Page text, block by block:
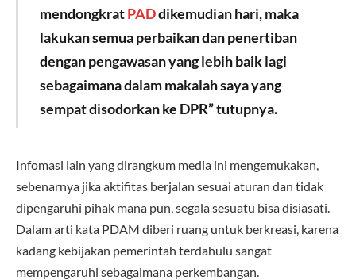
mendongkratPADdikemudian hari, maka
lakukan semua perbaikan dan penertiban
dengan pengawasan yang lebih baik lagi
sebagaimana dalam makalah saya yang
sempat disodorkan ke DPR” tutupnya.
Infomasi lain yang dirangkum media ini mengemukakan,
sebenarnya jika aktifitas berjalan sesuai aturan dan tidak
dipengaruhi pihak mana pun, segala sesuatu bisa disiasati.
Dalam arti kata PDAM diberi ruang untuk berkreasi, karena
kadang kebijakan pemerintah terdahulu sangat
mempengaruhi sebagaimana perkembangan.